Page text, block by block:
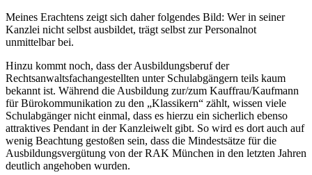
Meines Erachtens zeigt sich daher folgendes Bild: Wer in seiner
Kanzlei nicht selbst ausbildet, trägt selbst zur Personalnot
unmittelbar bei.
Hinzu kommt noch, dass der Ausbildungsberuf der
Rechtsanwaltsfachangestellten unter Schulabgängern teils kaum
bekannt ist. Während die Ausbildung zur/zum Kauffrau/Kaufmann
für Bürokommunikation zu den „Klassikern“ zählt, wissen viele
Schulabgänger nicht einmal, dass es hierzu ein sicherlich ebenso
attraktives Pendant in der Kanzleiwelt gibt. So wird es dort auch auf
wenig Beachtung gestoßen sein, dass die Mindestsätze für die
Ausbildungsvergütung von der RAK München in den letzten Jahren
deutlich angehoben wurden.